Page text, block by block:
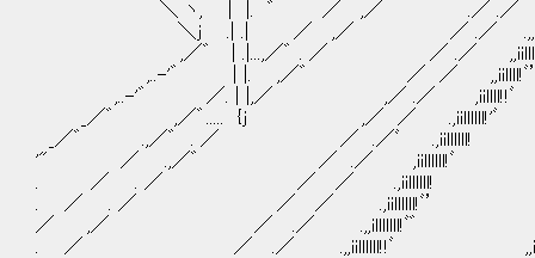
＼ ヽ, | |. ゛ ／ ,／ .／ .
＼j .| .| ／ ,／ ／ .／
,／゛ | .|...,／゛ . ／ ／ .
,..-'゛ | |. ,／゛ ／ ／
,..-'゛ ／. | |,／ ,／ .／
_／゛ ,／゛..... {j ,／ ／
_／゛ .,／゛ . ／ ／ .／ﾞ
'" ／ .,／゛ ／ .／ ,iillllll!
. ／ . ／ ／ ／ .,iillllll! ﾞ
. ／ . ／ ／ ／ .,iillllll!ﾞ’
／ ,／ ／ .／ .,,illlllll!ﾞ
. ／ ／ .／ .,,iillllll!!ﾞ